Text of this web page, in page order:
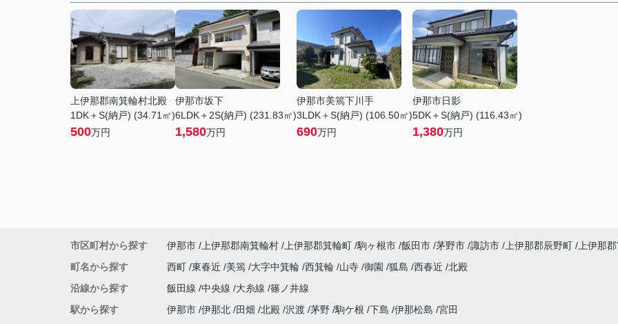
上伊那郡南箕輪村北殿
1DK＋S(納戸) (34.71㎡)
500万円
伊那市坂下
6LDK＋2S(納戸) (231.83㎡)
1,580万円
伊那市美篶下川手
3LDK＋S(納戸) (106.50㎡)
690万円
伊那市日影
5DK＋S(納戸) (116.43㎡)
1,380万円
市区町村から探す 伊那市 上伊那郡南箕輪村 上伊那郡箕輪町 駒ヶ根市 飯田市 茅野市 諏訪市 上伊那郡辰野町 上伊那
町名から探す
西町 東春近 美篶 大字中箕輪 西箕輪 山寺 御園 狐島 西春近 北殿
沿線から探す
飯田線 中央線 大糸線 篠ノ井線
駅から探す
伊那市 伊那北 田畑 北殿 沢渡 茅野 駒ケ根 下島 伊那松島 宮田